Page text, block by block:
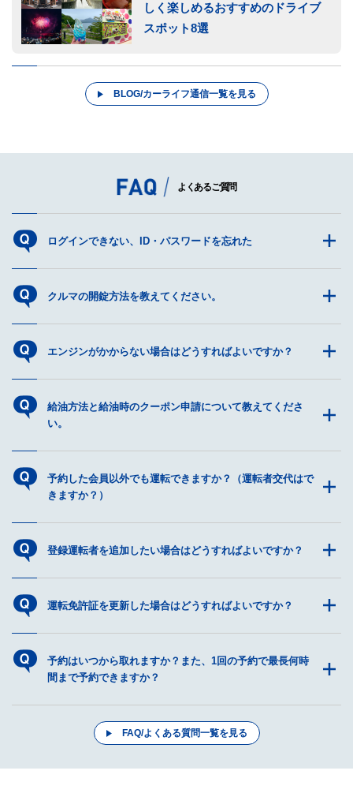
しく楽しめるおすすめのドライブ
スポット8選
BLOG/カーライフ通信一覧を見る
よくあるご質問
ログインできない、ID・パスワードを忘れた
クルマの開錠方法を教えてください。
エンジンがかからない場合はどうすればよいですか？
給油方法と給油時のクーポン申請について教えてくださ
い。
予約した会員以外でも運転できますか？（運転者交代はで
きますか？）
登録運転者を追加したい場合はどうすればよいですか？
運転免許証を更新した場合はどうすればよいですか？
予約はいつから取れますか？また、1回の予約で最長何時
間まで予約できますか？
FAQ/よくある質問一覧を見る